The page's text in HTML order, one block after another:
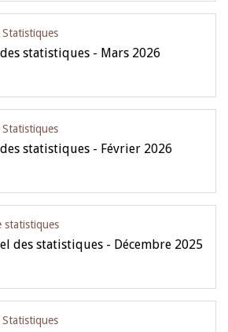
statistiques - Mars 2026
statistiques - Février 2026
statistiques
des statistiques - Décembre 2025